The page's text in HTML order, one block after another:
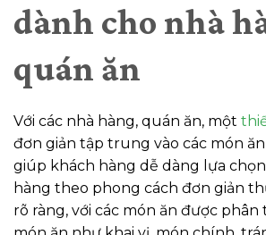
dành cho nhà
quán ăn
Với các nhà hàng, quán ăn, một
đơn giản tập trung vào các món
giúp khách hàng dễ dàng lựa
hàng theo phong cách đơn giản
rõ ràng, với các món ăn được